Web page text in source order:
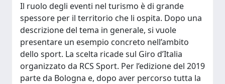
Il ruolo degli eventi nel turismo è di grande
spessore per il territorio che li ospita. Dopo una
descrizione del tema in generale, si vuole
presentare un esempio concreto nell’ambito
dello sport. La scelta ricade sul Giro d’Italia
organizzato da RCS Sport. Per l’edizione del 2019
parte da Bologna e, dopo aver percorso tutta la